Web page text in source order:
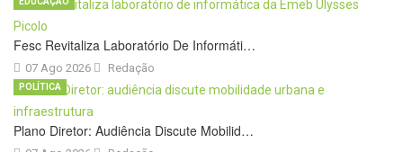
Fesc Revitaliza Laboratório De Informáti…
07 Ago 2026 Redação
Plano Diretor: Audiência Discute Mobilid…
POLÍTICA